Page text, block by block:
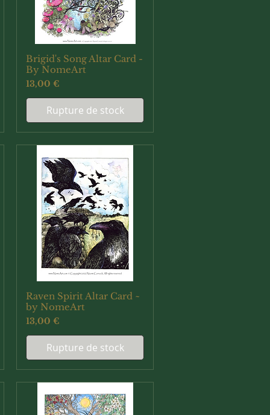
Aperçu rapide
Brigid's Song Altar Card -
By NomeArt
Prix
13,00 €
Rupture de stock
Aperçu rapide
Raven Spirit Altar Card ~
by NomeArt
Prix
13,00 €
Rupture de stock